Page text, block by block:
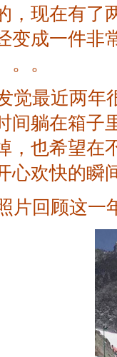
，现在有了
变成一件非
。。
觉最近两年
间躺在箱子
，也希望在
心欢快的瞬
片回顾这一